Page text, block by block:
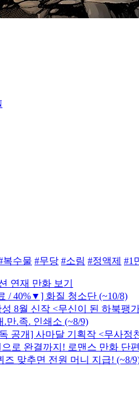
복수물 #무당 #소림 #정액제 #1
연재 만화 보기
/ 40%▼] 화질 청소단 (~10/8)
8월 신작 <무신이 된 하북팽
.만.족. 인쇄소 (~8/9)
공개] 사마달 기획작 <무사정
로 완결까지! 로맨스 만화 단편
즈 맞추면 전원 머니 지급! (~8/